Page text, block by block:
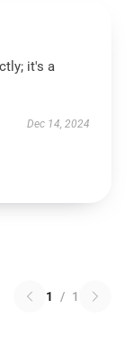
it's a
Dec 14, 2024
1 / 1